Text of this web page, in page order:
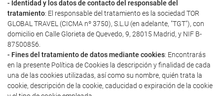
- Identidad y los datos de contacto del responsable del
tratamiento: El responsable del tratamiento es la sociedad TOR
GLOBAL TRAVEL (CICMA nº 3750), S.L.U (en adelante, "TGT"), con
domicilio en Calle Glorieta de Quevedo, 9, 28015 Madrid, y NIF B-
87500856.
- Fines del tratamiento de datos mediante cookies: Encontrarás
en la presente Política de Cookies la descripción y finalidad de cada
una de las cookies utilizadas, así como su nombre, quién trata la
cookie, descripción de la cookie, caducidad o expiración de la cookie